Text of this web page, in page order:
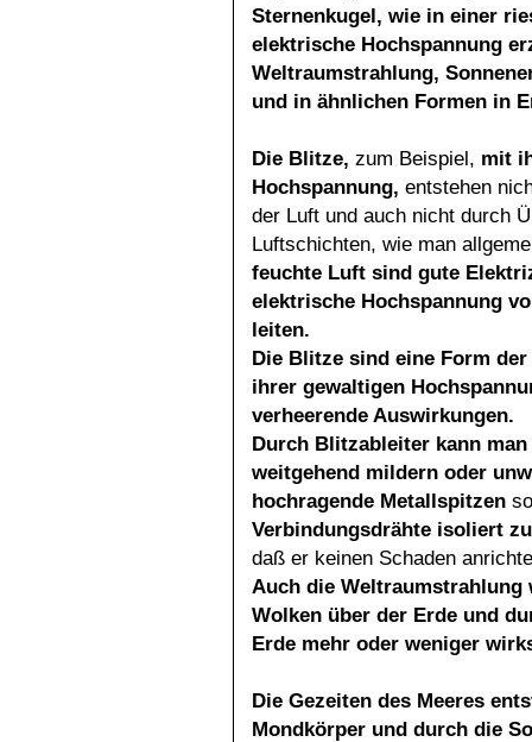
Sternenkugel, wie in einer
elektrische Hochspannung
Weltraumstrahlung,
und in ähnlichen Formen in
Die Blitze, zum Beispiel, mit
Hochspannung, entstehen
der Luft und auch nicht durch
Luftschichten, wie man
feuchte Luft sind gute
elektrische Hochspannung
leiten.
Die Blitze sind eine Form
ihrer gewaltigen
verheerende Auswirkungen.
Durch Blitzableiter kann
weitgehend mildern oder
hochragende Metallspitzen
Verbindungsdrähte isoliert
daß er keinen Schaden
Auch die
Wolken über der Erde und
Erde mehr oder weniger
Die Gezeiten des Meeres
Mondkörper und durch die